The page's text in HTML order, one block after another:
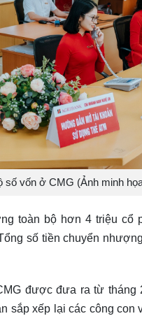
số vốn ở CMG (Ảnh minh
toàn bộ hơn 4 triệu cổ
số tiền chuyển
được đưa ra từ tháng
xếp lại các công con